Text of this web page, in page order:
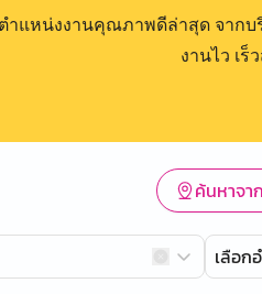
ตำแหน่งงานคุณภาพดีล่าสุด จาก
งานไว เ
ค้นหาจา
เลือก